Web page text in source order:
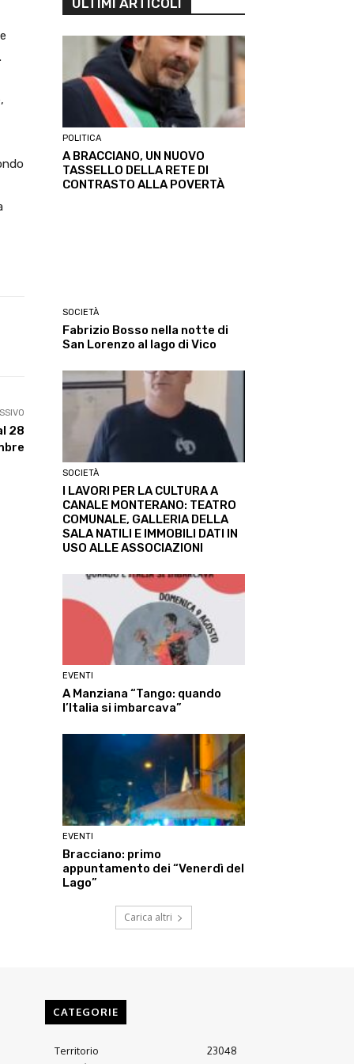
Linkedin ReddIt
28
ULTIMI ARTICOLI
POLITICA
A BRACCIANO, UN NUOVO
TASSELLO DELLA RETE DI
CONTRASTO ALLA POVERTÀ
SOCIETÀ
Fabrizio Bosso nella notte di
San Lorenzo al lago di Vico
SOCIETÀ
I LAVORI PER LA CULTURA A
CANALE MONTERANO: TEATRO
COMUNALE, GALLERIA DELLA
SALA NATILI E IMMOBILI DATI IN
USO ALLE ASSOCIAZIONI
EVENTI
A Manziana “Tango: quando
l’Italia si imbarcava”
EVENTI
Bracciano: primo
appuntamento dei “Venerdì del
Lago”
Carica altri
CATEGORIE
Territorio
23048